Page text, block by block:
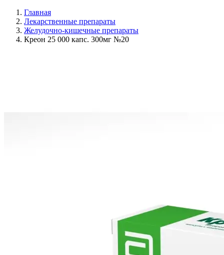
Главная
Лекарственные препараты
Желудочно-кишечные препараты
Креон 25 000 капс. 300мг №20